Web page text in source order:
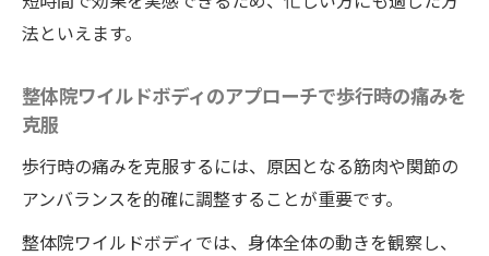
法といえます。
整体院ワイルドボディのアプローチで歩行時の痛みを
克服
歩行時の痛みを克服するには、原因となる筋肉や関節の
アンバランスを的確に調整することが重要です。
整体院ワイルドボディでは、身体全体の動きを観察し、